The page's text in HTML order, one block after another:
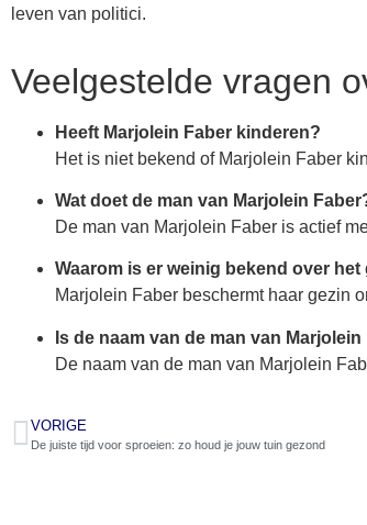
leven van politici.
Veelgestelde vragen
Heeft Marjolein Faber kinderen?
Het is niet bekend of Marjolein Faber
Wat doet de man van Marjolein
De man van Marjolein Faber is actief
Waarom is er weinig bekend over
Marjolein Faber beschermt haar gezin
Is de naam van de man van
De naam van de man van Marjolein
VORIGE
De juiste tijd voor sproeien: zo houd je jouw tuin gezond